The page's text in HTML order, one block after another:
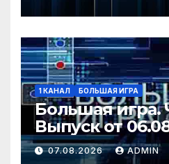
1 КАНАЛ БОЛЬШАЯ ИГРА
Большая игра.
Выпуск от
07.08.2026 ADMIN